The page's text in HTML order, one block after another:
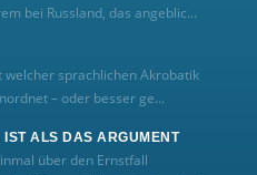
bei Russland, das angeblic...
sprachlichen Akrobatik
– oder besser ge...
ALS DAS ARGUMENT
über den Ernstfall